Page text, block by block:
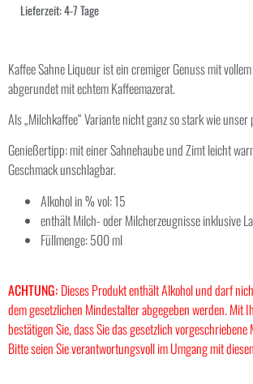
Lieferzeit:4-7 Tage
Kaffee Sahne Liqueur ist ein cremiger Genuss mit
abgerundet mit echtem Kaffeemazerat.
Als „Milchkaffee“ Variante nicht ganz so stark wie
Genießertipp: mit einer Sahnehaube und Zimt leicht
Geschmack unschlagbar.
Alkohol in % vol: 15
enthält Milch- oder Milcherzeugnisse inklusive
Füllmenge: 500 ml
ACHTUNG: Dieses Produkt enthält Alkohol und darf
dem gesetzlichen Mindestalter abgegeben werden. Mit
bestätigen Sie, dass Sie das gesetzlich
Bitte seien Sie verantwortungsvoll im Umgang mit